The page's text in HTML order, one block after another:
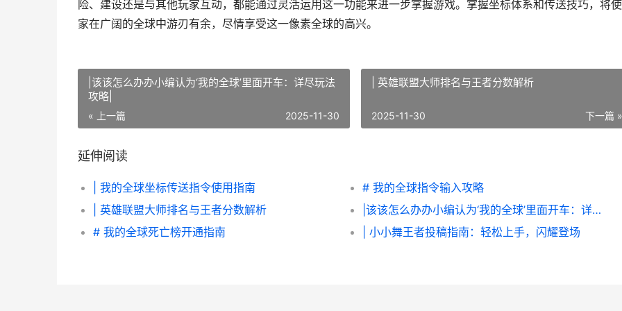
险、建设还是与其他玩家互动，都能通过灵活运用这一功能来进一步掌握游戏。掌握坐标体系和传送技巧，将
家在广阔的全球中游刃有余，尽情享受这一像素全球的高兴。
|该该怎么办办小编认为‘我的全球’里面开车：详尽玩法
攻略|
« 上一篇 2025-11-30
| 英雄联盟大师排名与王者分数解析
下一篇 »
2025-11-30
延伸阅读
| 我的全球坐标传送指令使用指南
# 我的全球指令输入攻略
| 英雄联盟大师排名与王者分数解析
|该该怎么办办小编认为‘我的全球’里面开车：详尽玩法攻略|
# 我的全球死亡榜开通指南
| 小小舞王者投稿指南：轻松上手，闪耀登场